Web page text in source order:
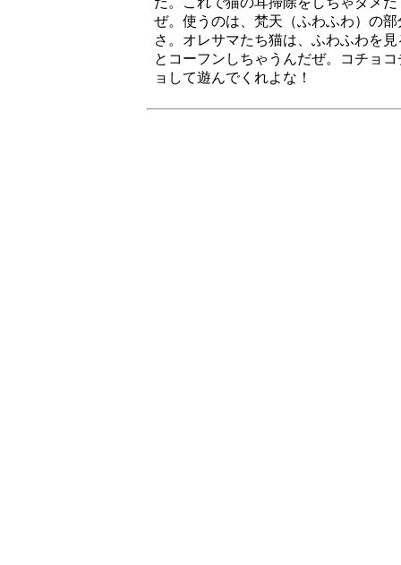
ぜ。使うのは、梵天（ふわふわ）の部
さ。オレサマたち猫は、ふわふわを見
とコーフンしちゃうんだぜ。コチョコ
ョして遊んでくれよな！